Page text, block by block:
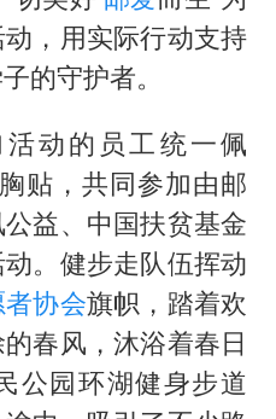
学一纸声明甩不了锅
荆斩棘2026》名单
挂一颗出场
福苑火灾或由烟头引起
州《告全体市民书》
嬷的情书》售后来了
人民的健康、体质、幸福一脉相承
，用实际行动支持
的守护者。
动的员工统一佩
贴，共同参加由邮
益、中国扶贫基金
。健步走队伍挥动
协会旗帜，踏着欢
春风，沐浴着春日
公园环湖健身步道